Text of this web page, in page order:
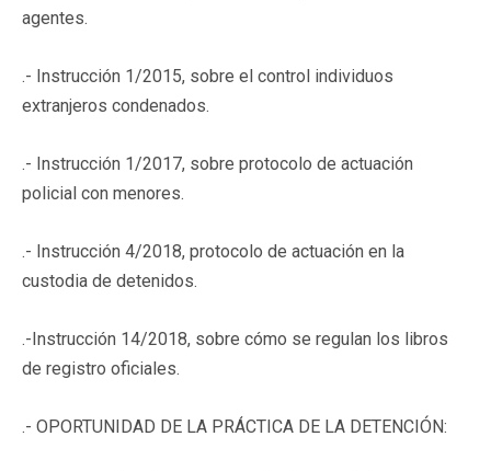
agentes.
.- Instrucción 1/2015, sobre el control individuos
extranjeros condenados.
.- Instrucción 1/2017, sobre protocolo de actuación
policial con menores.
.- Instrucción 4/2018, protocolo de actuación en la
custodia de detenidos.
.-Instrucción 14/2018, sobre cómo se regulan los libros
de registro oficiales.
.- OPORTUNIDAD DE LA PRÁCTICA DE LA DETENCIÓN: